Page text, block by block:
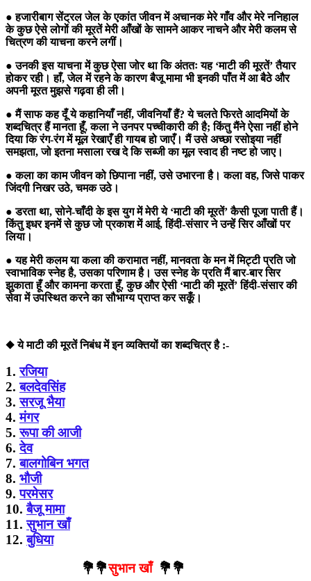
● हजारीबाग सेंट्रल जेल के एकांत जीवन में अचानक मेरे गाँव और मेरे ननिहाल
के कुछ ऐसे लोगों की मूरतें मेरी आँखों के सामने आकर नाचने और मेरी कलम से
चित्रण की याचना करने लगीं।
● उनकी इस याचना में कुछ ऐसा जोर था कि अंततः यह ‘माटी की मूरतें’ तैयार
होकर रही। हाँ, जेल में रहने के कारण बैजू मामा भी इनकी पाँत में आ बैठे और
अपनी मूरत मुझसे गढ़वा ही ली।
● मैं साफ कह दूँ ये कहानियाँ नहीं, जीवनियाँ हैं? ये चलते फिरते आदमियों के
शब्दचित्र हैं मानता हूँ, कला ने उनपर पच्चीकारी की है; किंतु मैंने ऐसा नहीं होने
दिया कि रंग-रंग में मूल रेखाएँ ही गायब हो जाएँ। मैं उसे अच्छा रसोइया नहीं
समझता, जो इतना मसाला रख दे कि सब्जी का मूल स्वाद ही नष्ट हो जाए।
● कला का काम जीवन को छिपाना नहीं, उसे उभारना है। कला वह, जिसे पाकर
जिंदगी निखर उठे, चमक उठे।
● डरता था, सोने-चाँदी के इस युग में मेरी ये ‘माटी की मूरतें’ कैसी पूजा पाती हैं।
किंतु इधर इनमें से कुछ जो प्रकाश में आई, हिंदी-संसार ने उन्हें सिर आँखों पर
लिया।
● यह मेरी कलम या कला की करामात नहीं, मानवता के मन में मिट्टी प्रति जो
स्वाभाविक स्नेह है, उसका परिणाम है। उस स्नेह के प्रति मैं बार-बार सिर
झुकाता हूँ और कामना करता हूँ, कुछ और ऐसी ‘माटी की मूरतें’ हिंदी-संसार की
सेवा में उपस्थित करने का सौभाग्य प्राप्त कर सकूँ।
◆ ये माटी की मूरतें निबंध में इन व्यक्तियों का शब्दचित्र है :-
1.रजिया
2.बलदेवसिंह
3.सरजू भैया
4.मंगर
5.रूपा की आजी
6.देव
7.बालगोबिन भगत
8. भौजी
9.परमेसर
10.बैजू मामा
11.सुभान खाँ
12.बुधिया
💐💐सुभान खाँ💐💐